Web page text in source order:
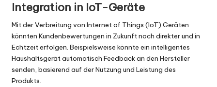
Integration in IoT-Geräte
Mit der Verbreitung von Internet of Things (IoT) Geräten
könnten Kundenbewertungen in Zukunft noch direkter und in
Echtzeit erfolgen. Beispielsweise könnte ein intelligentes
Haushaltsgerät automatisch Feedback an den Hersteller
senden, basierend auf der Nutzung und Leistung des
Produkts.